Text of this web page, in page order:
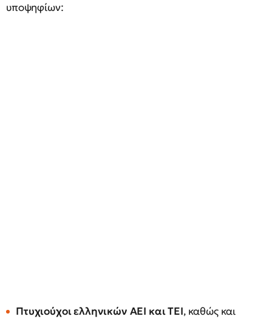
υποψηφίων:
Πτυχιούχοι ελληνικών ΑΕΙ και ΤΕΙ, καθώς και